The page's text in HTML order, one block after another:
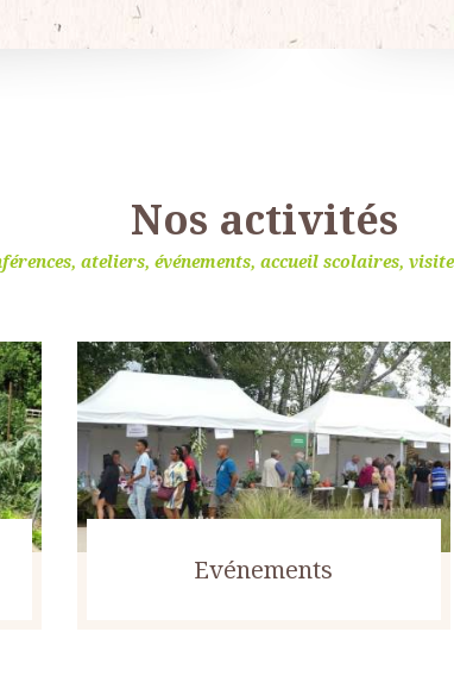
Nos activités
ateliers, événements, accueil scolaires,
Evénements